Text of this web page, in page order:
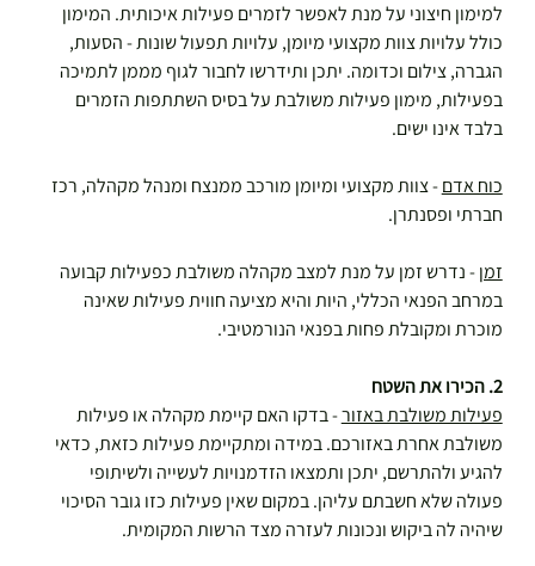
למימון חיצוני על מנת לאפשר לזמרים פעילות איכותית. המימון
כולל עלויות צוות מקצועי מיומן, עלויות תפעול שונות - הסעות,
הגברה, צילום וכדומה. יתכן ותידרשו לחבור לגוף מממן לתמיכה
בפעילות, מימון פעילות משולבת על בסיס השתתפות הזמרים
בלבד אינו ישים.
כוח אדם - צוות מקצועי ומיומן מורכב ממנצח ומנהל מקהלה, רכז
חברתי ופסנתרן.
זמן - נדרש זמן על מנת למצב מקהלה משולבת כפעילות קבועה
במרחב הפנאי הכללי, היות והיא מציעה חווית פעילות שאינה
מוכרת ומקובלת פחות בפנאי הנורמטיבי.
2. הכירו את השטח
פעילות משולבת באזור - בדקו האם קיימת מקהלה או פעילות
משולבת אחרת באזורכם. במידה ומתקיימת פעילות כזאת, כדאי
להגיע ולהתרשם, יתכן ותמצאו הזדמנויות לעשייה ולשיתופי
פעולה שלא חשבתם עליהן. במקום שאין פעילות כזו גובר הסיכוי
שיהיה לה ביקוש ונכונות לעזרה מצד הרשות המקומית.